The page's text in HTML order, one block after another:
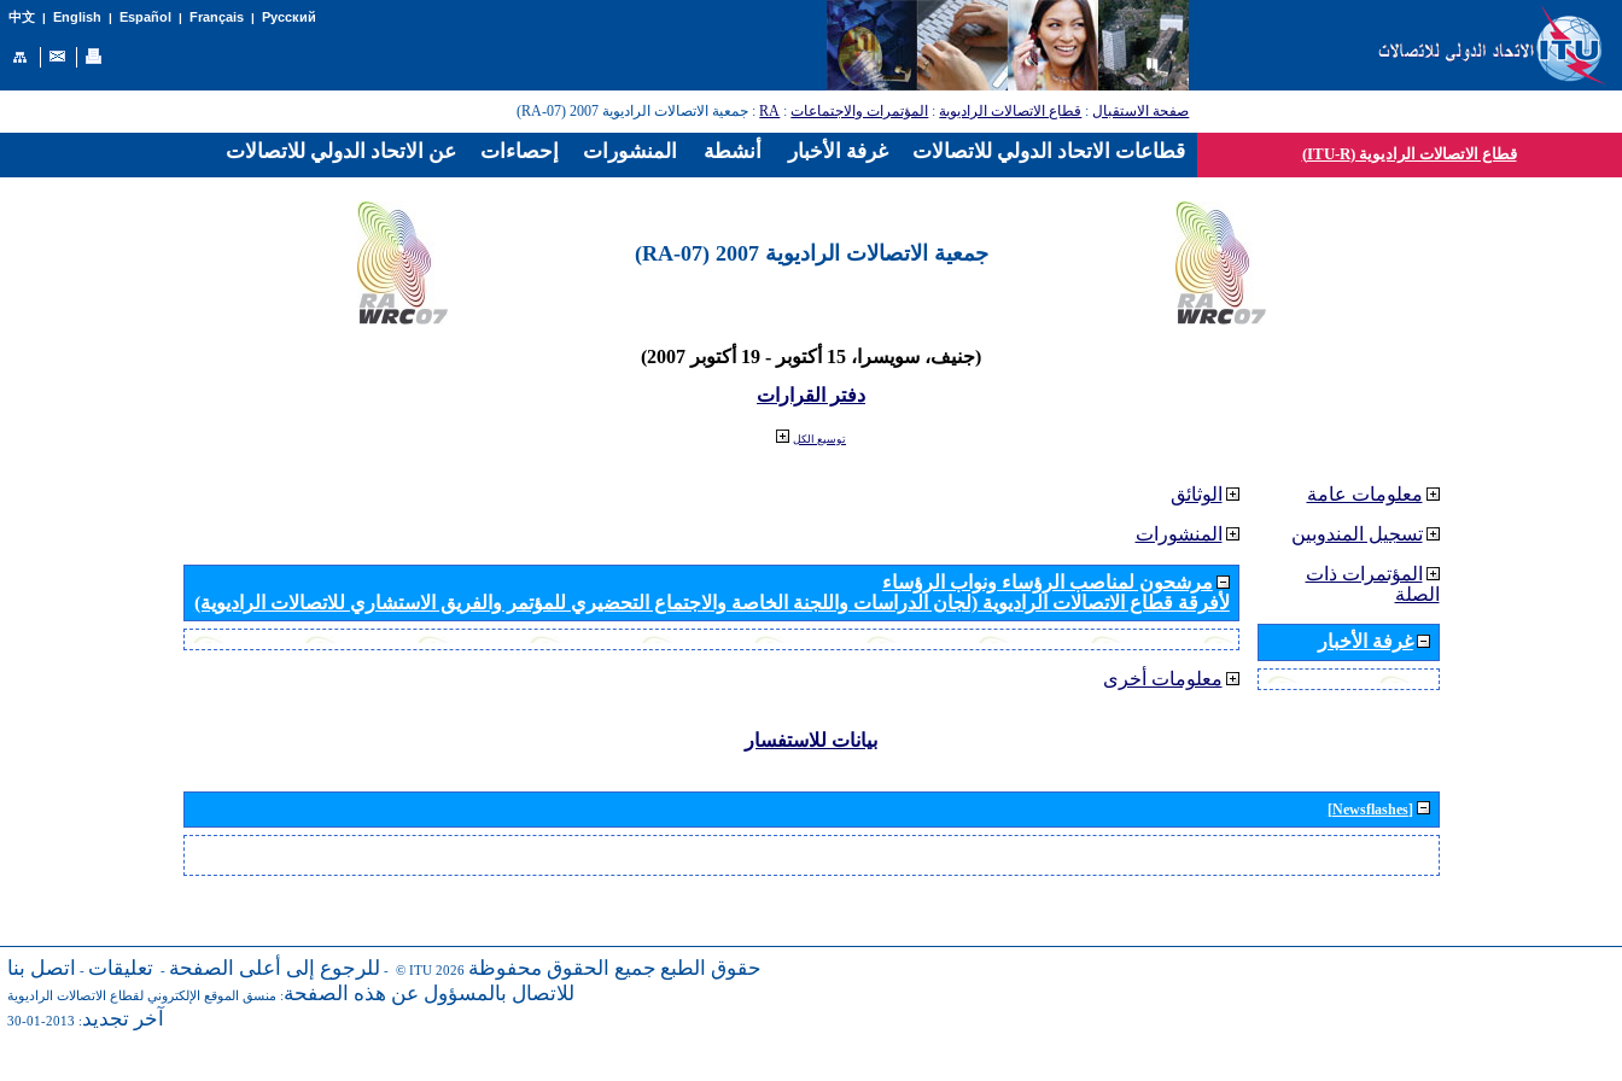
中文| English | Español | Français| Русский
صفحة الاستقبال: قطاع الاتصالات الراديوية: المؤتمرات والاجتماعات:
RA: جمعية الاتصالات الراديوية 2007 (RA-07)
قطاع الاتصالات الراديوية (ITU-R)
جمعية الاتصالات الراديوية 2007 (RA-07)
(جنيف، سويسرا، 15 أكتوبر - 19 أكتوبر 2007)
دفتر القرارات
توسيع الكل
الوثائق
المنشورات
مرشحون لمناصب الرؤساء ونواب الرؤساء
لأفرقة قطاع الاتصالات الراديوية (لجان الدراسات واللجنة الخاصة والاجتماع التحضيري للمؤتمر والفريق الاستشاري للاتصالات الراديوية)
معلومات أخرى
معلومات عامة
تسجيل المندوبين
المؤتمرات ذات
الصلة
غرفة الأخبار
بيانات للاستفسار
[Newsflashes]
للرجوع إلى أعلى الصفحة - تعليقات - اتصل بنا - © ITU 2026 حقوق الطبع جميع الحقوق محفوظة
للاتصال بالمسؤول عن هذه الصفحة: منسق الموقع الإلكتروني لقطاع الاتصالات الراديوية
آخر تجديد: 2013-01-30
عن الاتحاد الدولي للاتصالات إحصاءات المنشورات أنشطة غرفة الأخبار قطاعات الاتحاد الدولي للاتصالات